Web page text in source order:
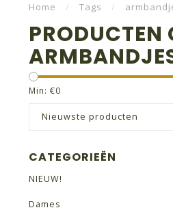
Home / Tags /
PRODUCTEN
Min: €0
Nieuwste producten
CATEGORIEËN
NIEUW!
Dames